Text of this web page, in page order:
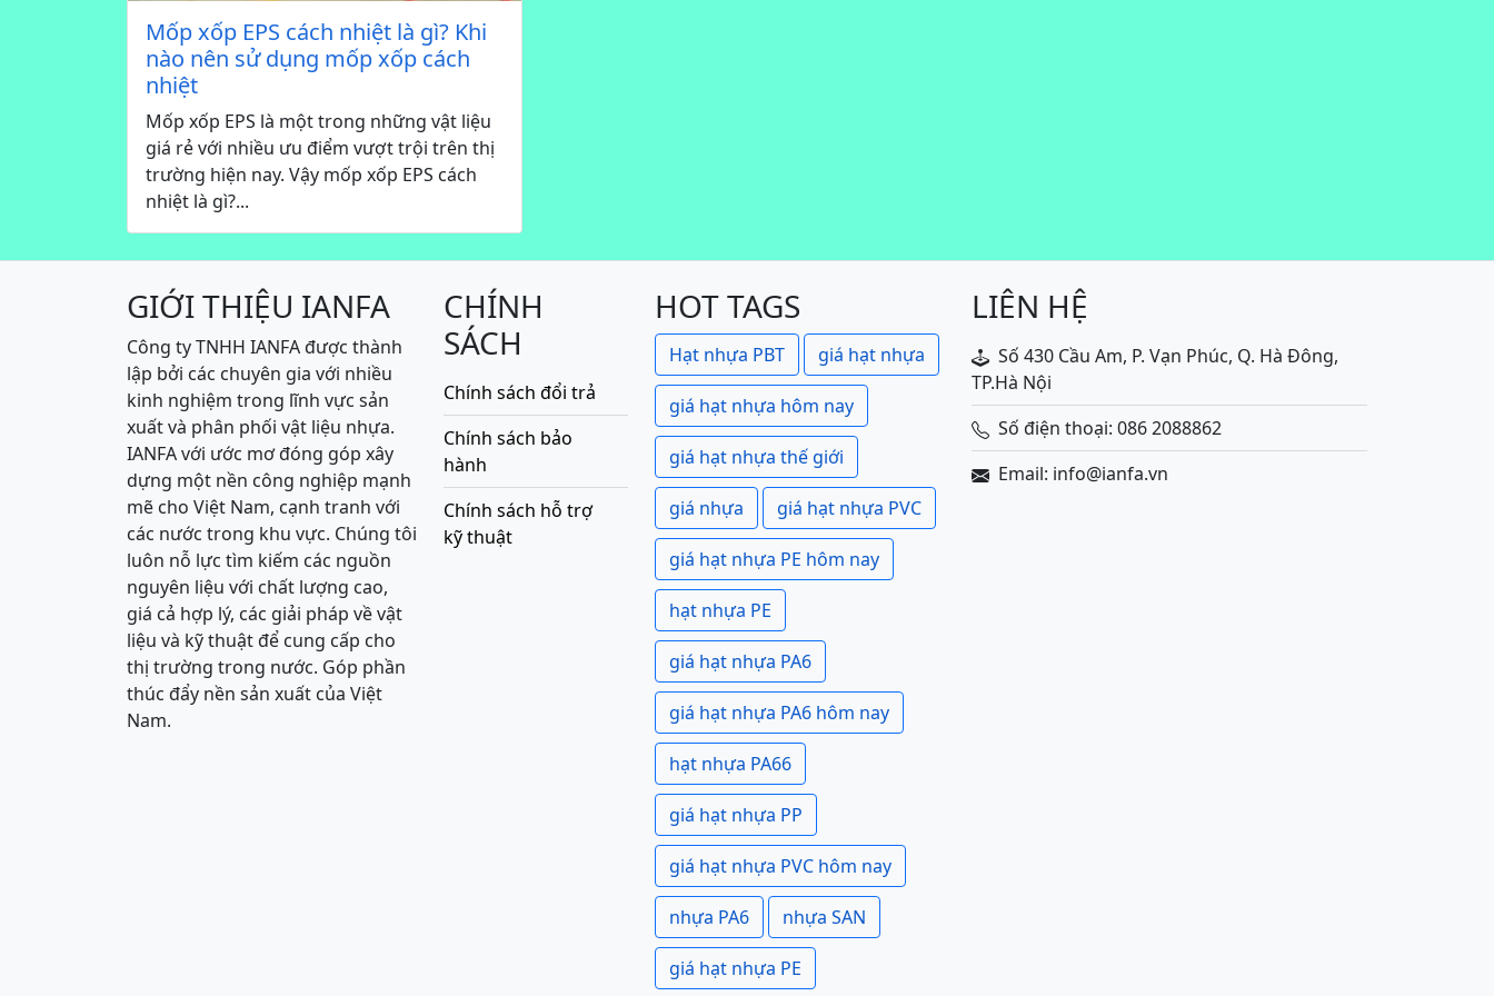
Mốp xốp EPS cách nhiệt là gì? Khi
nào nên sử dụng mốp xốp cách
nhiệt
Mốp xốp EPS là một trong những vật liệu
giá rẻ với nhiều ưu điểm vượt trội trên thị
trường hiện nay. Vậy mốp xốp EPS cách
nhiệt là gì?...
GIỚI THIỆU IANFA
Công ty TNHH IANFA được thành
lập bởi các chuyên gia với nhiều
kinh nghiệm trong lĩnh vực sản
xuất và phân phối vật liệu nhựa.
IANFA với ước mơ đóng góp xây
dựng một nền công nghiệp mạnh
mẽ cho Việt Nam, cạnh tranh với
các nước trong khu vực. Chúng tôi
luôn nỗ lực tìm kiếm các nguồn
nguyên liệu với chất lượng cao,
giá cả hợp lý, các giải pháp về vật
liệu và kỹ thuật để cung cấp cho
thị trường trong nước. Góp phần
thúc đẩy nền sản xuất của Việt
Nam.
CHÍNH
SÁCH
Chính sách đổi trả
Chính sách bảo
hành
Chính sách hỗ trợ
kỹ thuật
HOT TAGS
Hạt nhựa PBT giá hạt nhựa
giá hạt nhựa hôm nay
giá hạt nhựa thế giới
giá nhựa giá hạt nhựa PVC
giá hạt nhựa PE hôm nay
hạt nhựa PE
giá hạt nhựa PA6
giá hạt nhựa PA6 hôm nay
hạt nhựa PA66
giá hạt nhựa PP
giá hạt nhựa PVC hôm nay
nhựa PA6 nhựa SAN
giá hạt nhựa PE
LIÊN HỆ
Số 430 Cầu Am, P. Vạn Phúc, Q. Hà Đông,
TP.Hà Nội
Số điện thoại: 086 2088862
Email: info@ianfa.vn